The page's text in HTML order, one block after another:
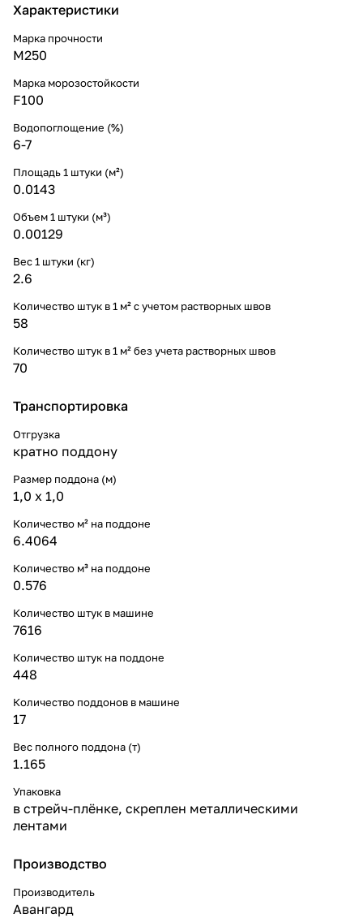
Характеристики
Марка прочности
М250
Марка морозостойкости
F100
Водопоглощение (%)
6-7
Площадь 1 штуки (м²)
0.0143
Объем 1 штуки (м³)
0.00129
Вес 1 штуки (кг)
2.6
Количество штук в 1 м² с учетом растворных швов
58
Количество штук в 1 м² без учета растворных швов
70
Транспортировка
Отгрузка
кратно поддону
Размер поддона (м)
1,0 х 1,0
Количество м² на поддоне
6.4064
Количество м³ на поддоне
0.576
Количество штук в машине
7616
Количество штук на поддоне
448
Количество поддонов в машине
17
Вес полного поддона (т)
1.165
Упаковка
в стрейч-плёнке, скреплен металлическими
лентами
Производство
Производитель
Авангард